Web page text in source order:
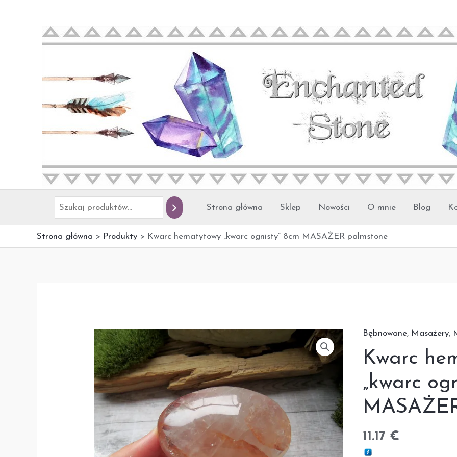
Strona główna Sklep Nowości O mnie Blog
Strona główna Produkty Kwarc hematytowy „kwarc ognisty” 8cm MASAŻER palmstone
Bębnowane, Masażery,
Kwarc
„kwarc
11.17 €
ilość
Kwarc
hematytowy
"kwarc
ognisty"
8cm
palmstone